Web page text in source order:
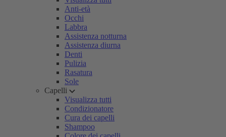
Anti-età
Occhi
Labbra
Assistenza notturna
Assistenza diurna
Denti
Pulizia
Rasatura
Sole
Capelli
Visualizza tutti
Condizionatore
Cura dei capelli
Shampoo